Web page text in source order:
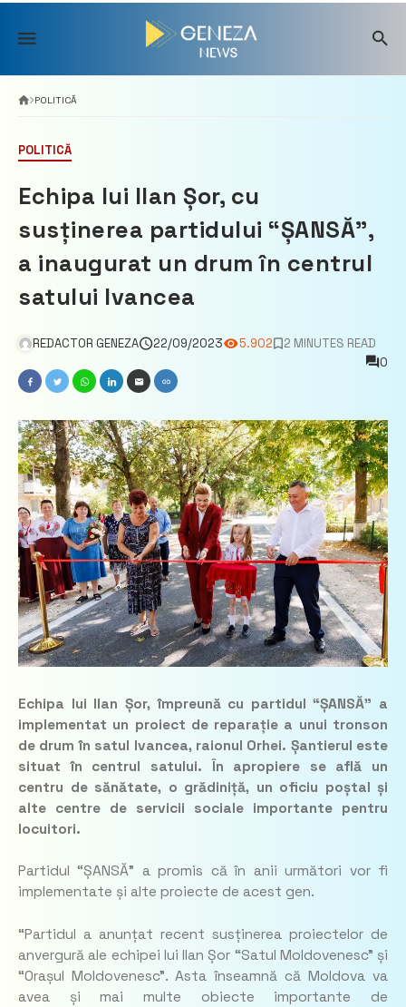
Skip
content
POLITICĂ
POLITICĂ
Echipa lui Ilan Șor, cu
susținerea partidului “ȘANSĂ”,
a inaugurat un drum în centrul
satului Ivancea
REDACTOR GENEZA 22/09/2023 5.902
2 MINUTES READ
0
Echipa lui Ilan Șor, împreună cu partidul “ȘANSĂ” a
implementat un proiect de reparație a unui tronson
de drum în satul Ivancea, raionul Orhei. Șantierul este
situat în centrul satului. În apropiere se află un
centru de sănătate, o grădiniță, un oficiu poștal și
alte centre de servicii sociale importante pentru
locuitori.
Partidul “ȘANSĂ” a promis că în anii următori vor fi
implementate și alte proiecte de acest gen.
“Partidul a anunțat recent susținerea proiectelor de
anvergură ale echipei lui Ilan Șor “Satul Moldovenesc” și
“Orașul Moldovenesc”. Asta înseamnă că Moldova va
avea și mai multe obiecte importante de